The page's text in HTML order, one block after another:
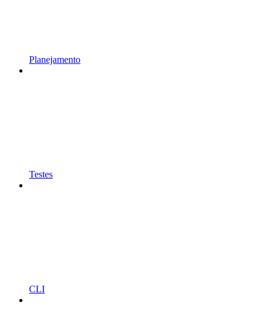
Planejamento
Testes
CLI